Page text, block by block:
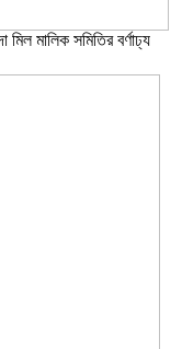
মিল মালিক সমিতির বর্ণাঢ্য